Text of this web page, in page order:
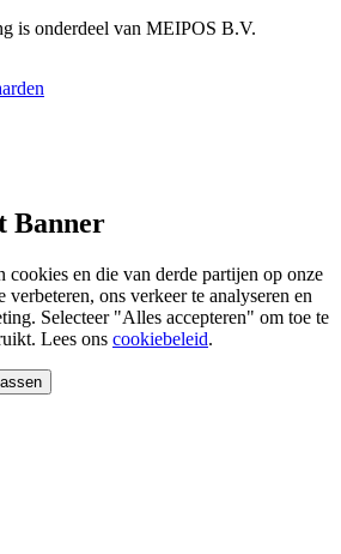
is onderdeel van MEIPOS B.V.
Banner
cookies en die van derde partijen op onze
ons verkeer te analyseren en
Selecteer "Alles accepteren" om toe te
Lees ons cookiebeleid.